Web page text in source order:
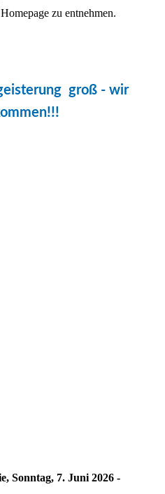
zu entnehmen.
groß - wir
Sonntag, 7. Juni 2026 -